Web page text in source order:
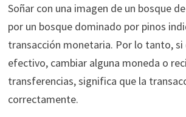
Soñar con una imagen de un bosque
por un bosque dominado por pinos
transacción monetaria. Por lo tanto, si
efectivo, cambiar alguna moneda o
transferencias, significa que la
correctamente.